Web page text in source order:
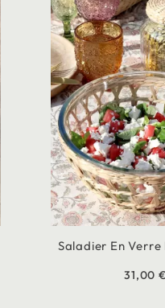
Saladier En Verre
31,00